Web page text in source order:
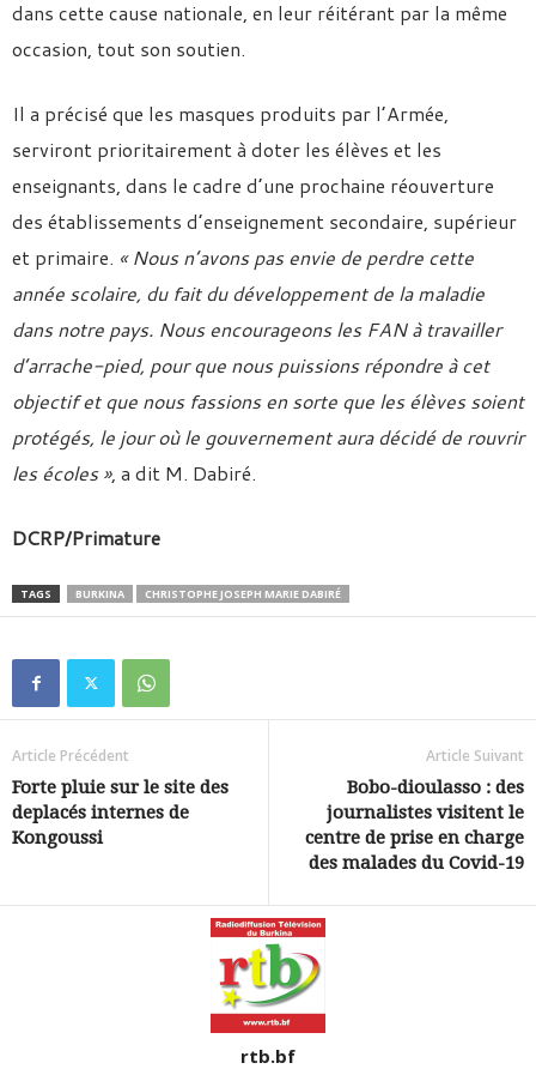
dans cette cause nationale, en leur réitérant par la même
occasion, tout son soutien.
Il a précisé que les masques produits par l’Armée,
serviront prioritairement à doter les élèves et les
enseignants, dans le cadre d’une prochaine réouverture
des établissements d’enseignement secondaire, supérieur
et primaire. « Nous n’avons pas envie de perdre cette
année scolaire, du fait du développement de la maladie
dans notre pays. Nous encourageons les FAN à travailler
d’arrache-pied, pour que nous puissions répondre à cet
objectif et que nous fassions en sorte que les élèves soient
protégés, le jour où le gouvernement aura décidé de rouvrir
les écoles », a dit M. Dabiré.
DCRP/Primature
TAGS BURKINA CHRISTOPHE JOSEPH MARIE DABIRÉ
Article Précédent
Forte pluie sur le site des
deplacés internes de
Kongoussi
Article Suivant
Bobo-dioulasso : des
journalistes visitent le
centre de prise en charge
des malades du Covid-19
rtb.bf